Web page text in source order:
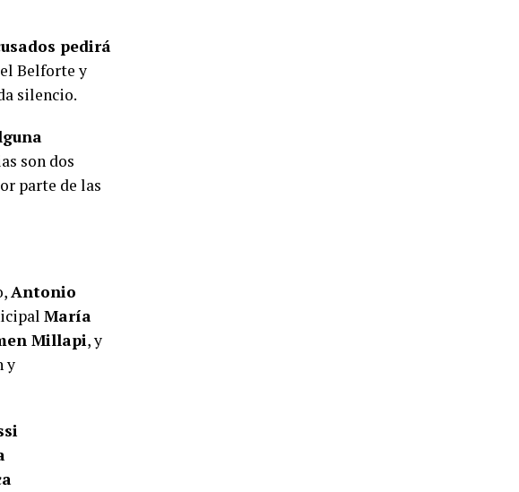
pedirá
Belforte y
silencio.
son dos
parte de las
Antonio
María
Millapi, y
y